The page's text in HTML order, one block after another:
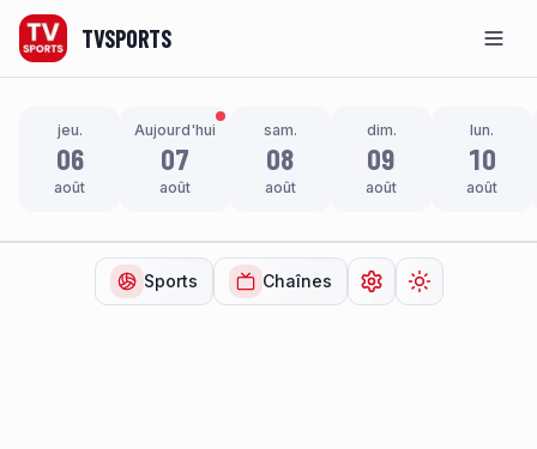
TVSPORTS
jeu.
06
août
Aujourd'hui
07
août
sam.
08
août
dim.
09
août
lun.
10
août
Sports Chaînes Ouvrir lesChanger de